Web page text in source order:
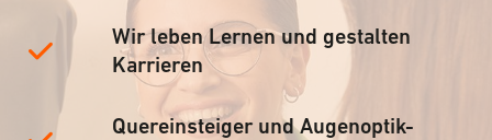
Wir leben Lernen und gestalten
Karrieren
Quereinsteiger und Augenoptik-